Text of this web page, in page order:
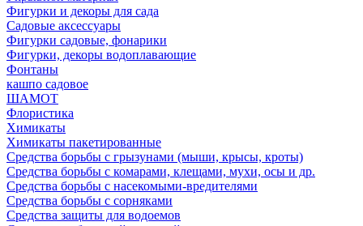
Фигурки и декоры для сада
Садовые аксессуары
Фигурки садовые, фонарики
Фигурки, декоры водоплавающие
Фонтаны
кашпо садовое
ШАМОТ
Флористика
Химикаты
Химикаты пакетированные
Средства борьбы с грызунами (мыши, крысы, кроты)
Средства борьбы с комарами, клещами, мухи, осы и др.
Средства борьбы с насекомыми-вредителями
Средства борьбы с сорняками
Средства защиты для водоемов